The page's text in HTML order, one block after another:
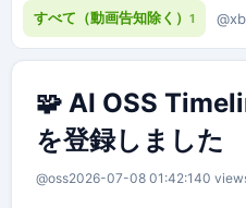
すべて（動画告知除く） 1
🧩 AI OSS
を登録しました
@oss2026-07-08 01:42:140